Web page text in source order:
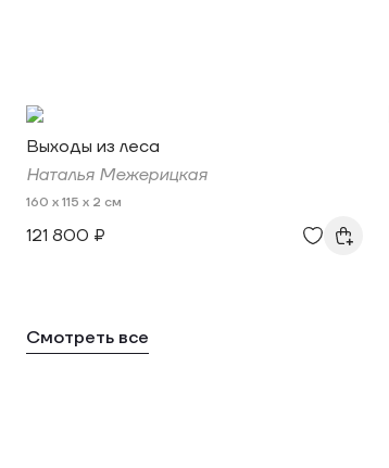
Выходы из леса
Наталья Межерицкая
160 x 115 x 2 см
121 800 ₽
Смотреть все